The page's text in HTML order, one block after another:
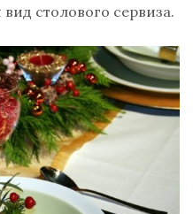
столового сервиза.